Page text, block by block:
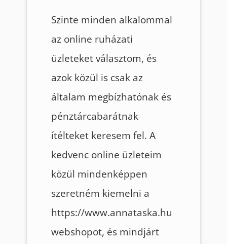
Szinte minden alkalommal
az online ruházati
üzleteket választom, és
azok közül is csak az
általam megbízhatónak és
pénztárcabarátnak
ítélteket keresem fel. A
kedvenc online üzleteim
közül mindenképpen
szeretném kiemelni a
https://www.annataska.hu
webshopot, és mindjárt